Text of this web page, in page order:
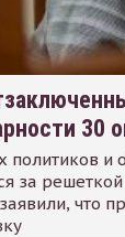
30
политиков и
за
что